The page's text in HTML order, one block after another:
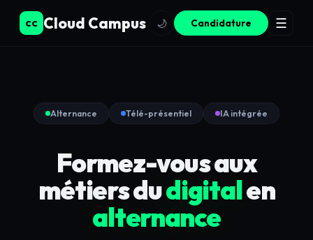
CC Cloud Campus 🌙 Candidature ☰
Alternance Télé-présentiel IA intégrée
Formez-vousaux
métiersdudigitalen
alternance